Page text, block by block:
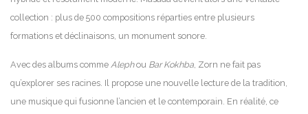
collection : plus de 500 compositions réparties entre plusieurs
formations et déclinaisons, un monument sonore.
Avec des albums comme Alephou Bar Kokhba , Zorn ne fait pas
qu’explorer ses racines. Il propose une nouvelle lecture de la tradition,
une musique qui fusionne l’ancien et le contemporain. En réalité, ce